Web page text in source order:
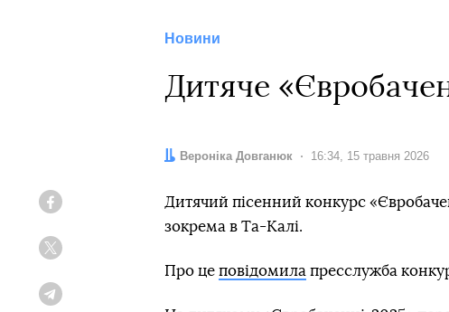
Новини
Дитяче
Автор:
Вероніка Довганюк Дата:
16:34, 15 травня 2026
Дитячий пісенний конкурс
зокрема в Та-Калі.
Про це повідомила пресслужба